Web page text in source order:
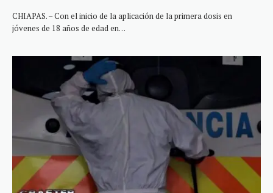
CHIAPAS. – Con el inicio de la aplicación de la primera dosis en
jóvenes de 18 años de edad en…